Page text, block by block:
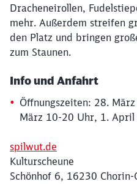
Dracheneirollen,
mehr. Außerdem streifen
den Platz und bringen
zum Staunen.
Info und Anfahrt
Öffnungszeiten: 28.
März 10-20 Uhr, 1.
spilwut.de
Kulturscheune
Schönhof 6, 16230 Chorin-